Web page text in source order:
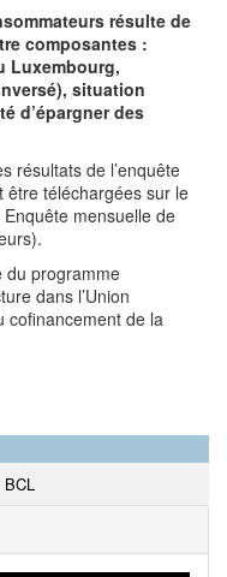
résulte de
composantes :
Luxembourg,
situation
d’épargner des
résultats de l’enquête
être téléchargées sur le
mensuelle de
du programme
dans l’Union
cofinancement de la